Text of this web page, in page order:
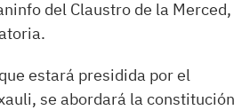
del Claustro de la Merced,
estará presidida por el
se abordará la constitución